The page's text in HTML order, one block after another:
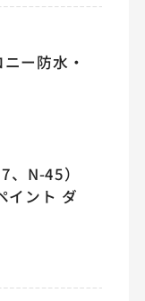
ー防水・
、N-45）
イント ダ